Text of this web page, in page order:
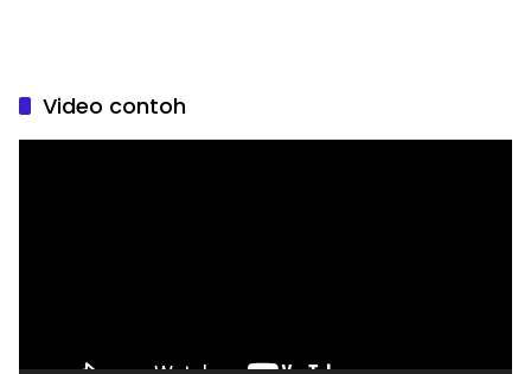
Video contoh